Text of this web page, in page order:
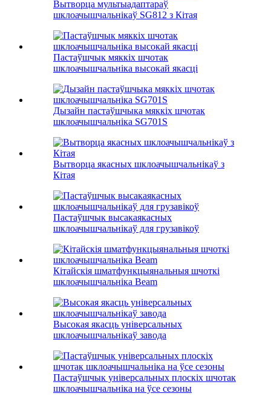
Вытворца мультыадаптараў
шклоачышчальнікаў SG812 з Кітая
Пастаўшчык мяккіх шчотак
шклоачышчальніка высокай якасці
Дызайн пастаўшчыка мяккіх шчотак
шклоачышчальніка SG701S
Вытворца якасных шклоачышчальнікаў з
Кітая
Пастаўшчык высакаякасных
шклоачышчальнікаў для грузавікоў
Кітайскія шматфункцыянальныя шчоткі
шклоачышчальніка Beam
Высокая якасць універсальных
шклоачышчальнікаў завода
Пастаўшчык універсальных плоскіх шчотак
шклоачышчальніка на ўсе сезоны